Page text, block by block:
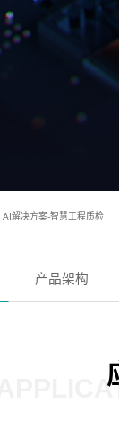
AI解决方案-智慧工程质检
产品架构